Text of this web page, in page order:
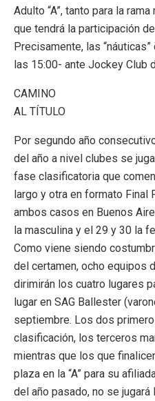
Adulto “A”, tanto para la
que tendrá la participación
Precisamente, las
las 15:00- ante Jockey Club
CAMINO
AL TÍTULO
Por segundo año
del año a nivel clubes se
fase clasificatoria que
largo y otra en formato Final
ambos casos en Buenos
la masculina y el 29 y 30 la
Como viene siendo
del certamen, ocho equipos
dirimirán los cuatro lugares
lugar en SAG Ballester
septiembre. Los dos
clasificación, los terceros
mientras que los que
plaza en la “A” para su
del año pasado, no se